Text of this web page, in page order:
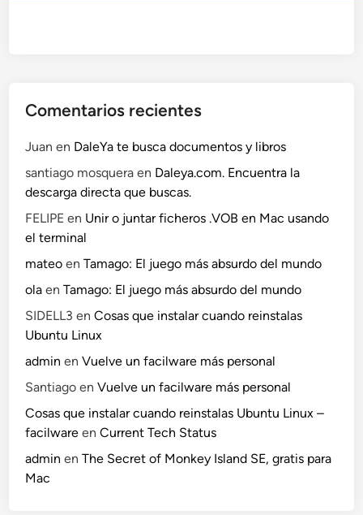
Comentarios recientes
Juan en DaleYa te busca documentos y libros
santiago mosquera en Daleya.com. Encuentra la
descarga directa que buscas.
FELIPE en Unir o juntar ficheros .VOB en Mac usando
el terminal
mateo enTamago: El juego más absurdo del mundo
ola enTamago: El juego más absurdo del mundo
SIDELL3 enCosas que instalar cuando reinstalas
Ubuntu Linux
admin enVuelve un facilware más personal
Santiago enVuelve un facilware más personal
Cosas que instalar cuando reinstalas Ubuntu Linux –
facilware enCurrent Tech Status
admin enThe Secret of Monkey Island SE, gratis para
Mac